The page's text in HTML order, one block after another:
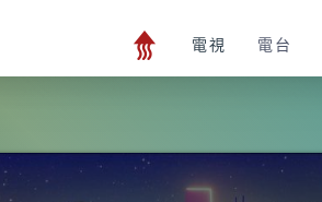
電視 電台